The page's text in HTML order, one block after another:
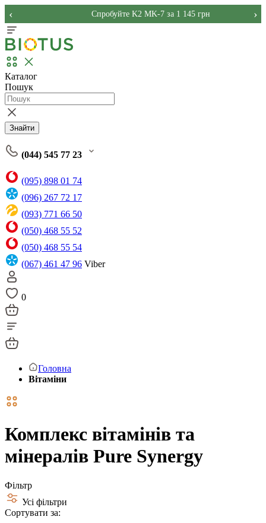
Спробуйте K2 MK-7 за 1 145 грн
‹ ›
Каталог
Пошук
Знайти
(044) 545 77 23
(095) 898 01 74
(096) 267 72 17
(093) 771 66 50
(050) 468 55 52
(050) 468 55 54
(067) 461 47 96 Viber
0
Головна
Вітаміни
Комплекс вітамінів та
мінералів Pure Synergy
Фільтр
Усі фільтри
Сортувати за: